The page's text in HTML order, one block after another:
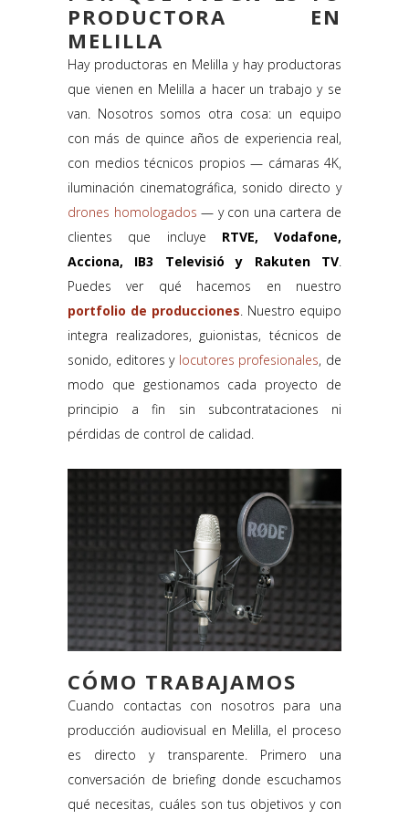
PRODUCTORA EN
MELILLA
Hay productoras en Melilla y hay productoras
que vienen en Melilla a hacer un trabajo y se
van. Nosotros somos otra cosa: un equipo
con más de quince años de experiencia real,
con medios técnicos propios — cámaras 4K,
iluminación cinematográfica, sonido directo y
drones homologados — y con una cartera de
clientes que incluye RTVE, Vodafone,
Acciona, IB3 Televisió y Rakuten TV.
Puedes ver qué hacemos en nuestro
portfolio de producciones. Nuestro equipo
integra realizadores, guionistas, técnicos de
sonido, editores y locutores profesionales, de
modo que gestionamos cada proyecto de
principio a fin sin subcontrataciones ni
pérdidas de control de calidad.
CÓMO TRABAJAMOS
Cuando contactas con nosotros para una
producción audiovisual en Melilla, el proceso
es directo y transparente. Primero una
conversación de briefing donde escuchamos
qué necesitas, cuáles son tus objetivos y con